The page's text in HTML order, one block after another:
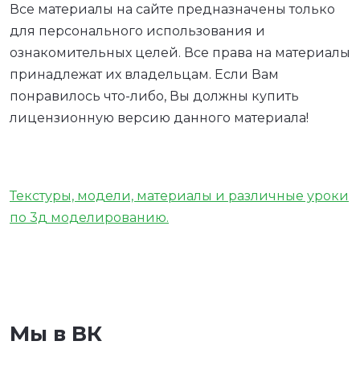
Все материалы на сайте предназначены только
для персонального использования и
ознакомительных целей. Все права на материалы
принадлежат их владельцам. Если Вам
понравилось что-либо, Вы должны купить
лицензионную версию данного материала!
Текстуры, модели, материалы и различные уроки
по 3д моделированию.
Мы в ВК